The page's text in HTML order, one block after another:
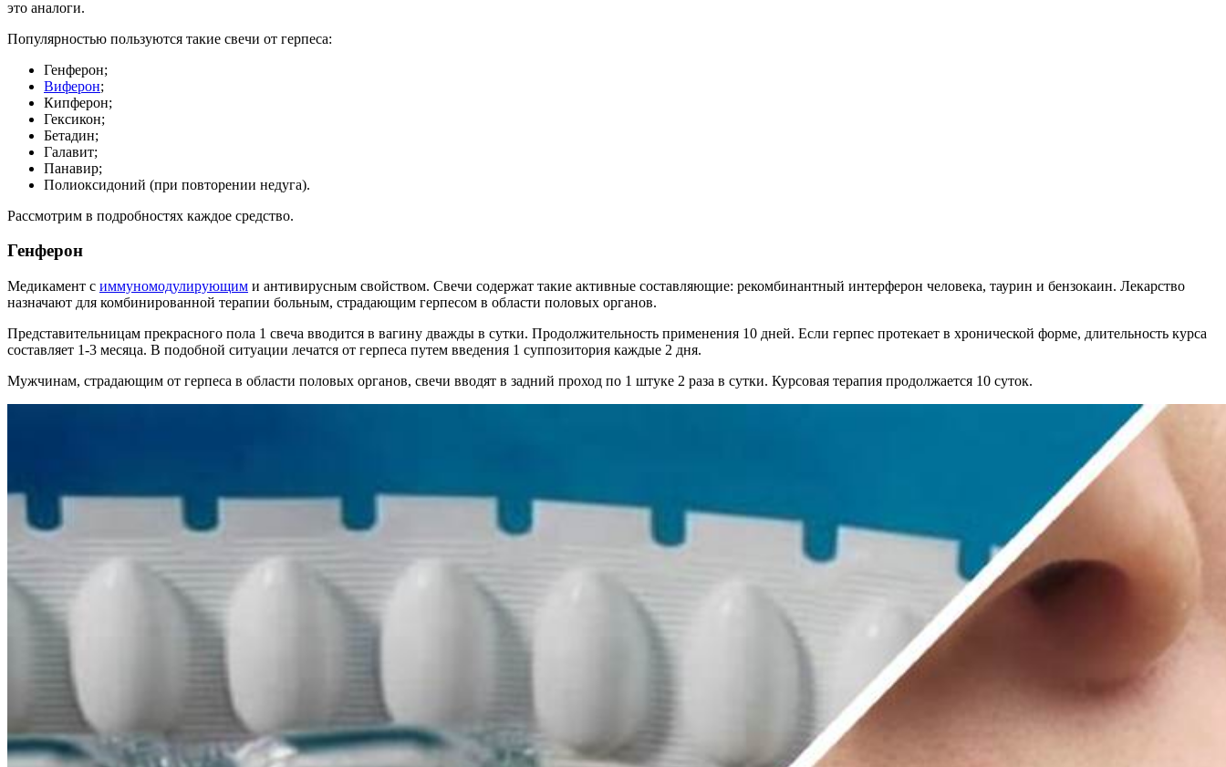
это аналоги.
Популярностью пользуются такие свечи от герпеса:
Генферон;
Виферон;
Кипферон;
Гексикон;
Бетадин;
Галавит;
Панавир;
Полиоксидоний (при повторении недуга).
Рассмотрим в подробностях каждое средство.
Генферон
Медикамент с иммуномодулирующим и антивирусным свойством. Свечи содержат такие активные составляющие: рекомбинантный интерферон человека, таурин и бензокаин. Лекарство
назначают для комбинированной терапии больным, страдающим герпесом в области половых органов.
Представительницам прекрасного пола 1 свеча вводится в вагину дважды в сутки. Продолжительность применения 10 дней. Если герпес протекает в хронической форме, длительность курса
составляет 1-3 месяца. В подобной ситуации лечатся от герпеса путем введения 1 суппозитория каждые 2 дня.
Мужчинам, страдающим от герпеса в области половых органов, свечи вводят в задний проход по 1 штуке 2 раза в сутки. Курсовая терапия продолжается 10 суток.